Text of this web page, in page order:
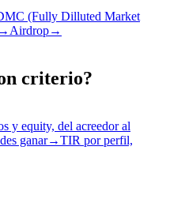
(Fully Dilluted Market
→ Airdrop→
criterio?
y equity, del acreedor al
ganar→TIR por perfil,